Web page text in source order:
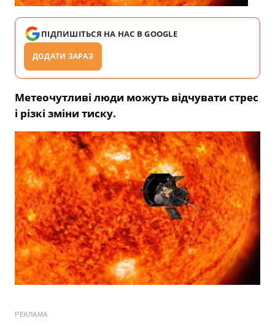
ПІДПИШІТЬСЯ НА НАС В GOOGLE
ДОДАТИ ЗАРАЗ
Метеочутливі люди можуть відчувати стрес
і різкі зміни тиску.
РЕКЛАМА